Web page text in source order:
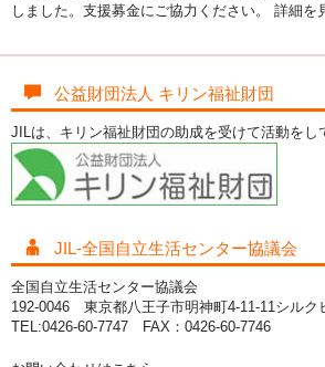
しました。支援募金にご協力ください。 詳細を
公益財団法人 キリン福祉財団
JILは、キリン福祉財団の助成を受けて活動をし
JIL-全国自立生活センター協議会
全国自立生活センター協議会
192-0046 東京都八王子市明神町4-11-11シルク
TEL:0426-60-7747 FAX：0426-60-7746